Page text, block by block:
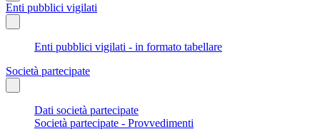
Enti pubblici vigilati
Enti pubblici vigilati - in formato tabellare
Società partecipate
Dati società partecipate
Società partecipate - Provvedimenti